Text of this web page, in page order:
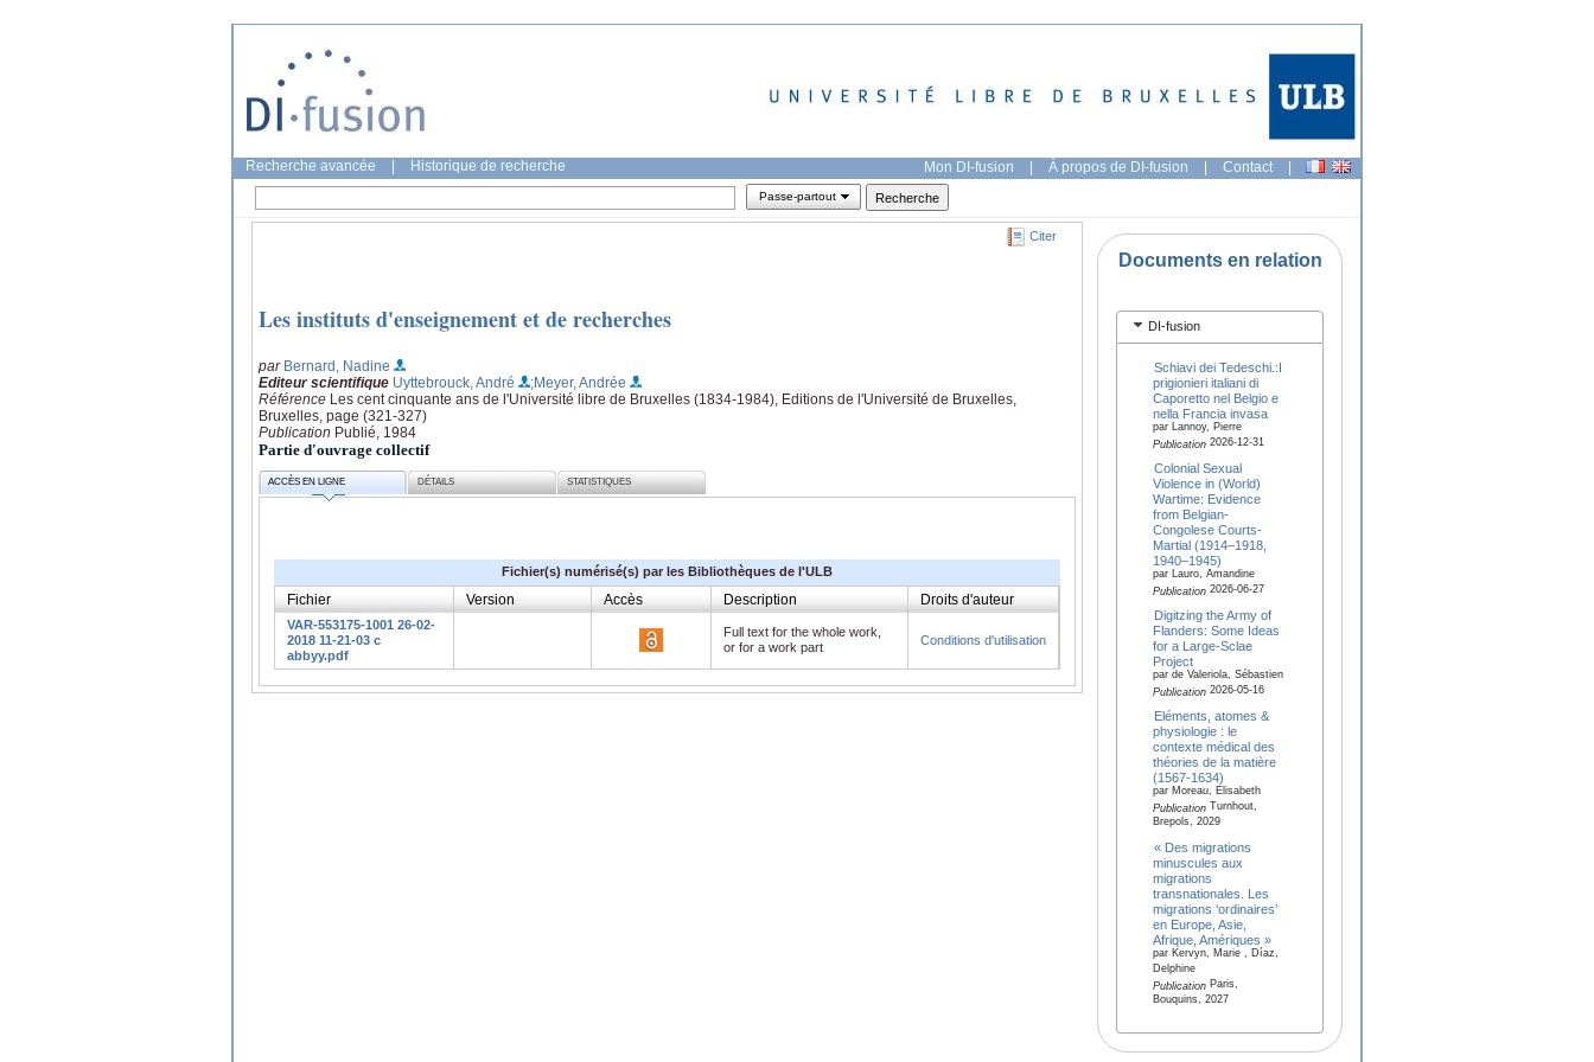
Recherche avancée Historique de recherche Mon DI-fusion | À propos de DI-fusion | Contact |
Passe-partout
Citer
Les instituts d'enseignement et de recherches
par Bernard, Nadine
Editeur scientifique Uyttebrouck, André
;Meyer, Andrée
Référence Les cent cinquante ans de l'Université libre de Bruxelles (1834-1984), Editions de l'Université de Bruxelles,
Bruxelles, page (321-327)
Publication Publié, 1984
Partie d'ouvrage collectif
ACCÈS EN LIGNE DÉTAILS STATISTIQUES
Fichier(s) numérisé(s) par les Bibliothèques de l'ULB
Fichier Version Accès Description Droits d'auteur
VAR-553175-1001 26-02-
2018 11-21-03 c
abbyy.pdf
Full text for the whole work,
or for a work part
Conditions d'utilisation
Documents en relation
DI-fusion
Schiavi dei Tedeschi.:I
prigionieri italiani di
Caporetto nel Belgio e
nella Francia invasa
par Lannoy, Pierre
Publication2026-12-31
Colonial Sexual
Violence in (World)
Wartime: Evidence
from Belgian-
Congolese Courts-
Martial (1914–1918,
1940–1945)
par Lauro, Amandine
Publication2026-06-27
Digitzing the Army of
Flanders: Some Ideas
for a Large-Sclae
Project
par de Valeriola, Sébastien
Publication2026-05-16
Eléments, atomes &
physiologie : le
contexte médical des
théories de la matière
(1567-1634)
par Moreau, Elisabeth
PublicationTurnhout,
Brepols, 2029
« Des migrations
minuscules aux
migrations
transnationales. Les
migrations ‘ordinaires’
en Europe, Asie,
Afrique, Amériques »
par Kervyn, Marie , Díaz,
Delphine
PublicationParis,
Bouquins, 2027